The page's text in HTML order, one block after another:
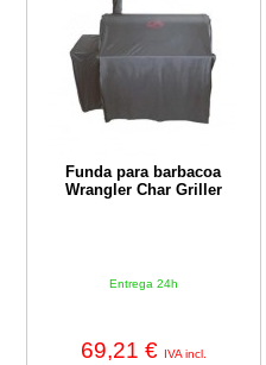
Funda para barbacoa
Wrangler Char Griller
Entrega 24h
69,21 € IVA incl.